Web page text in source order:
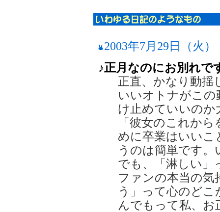
2003年7月29日（火）
♪正月なのにお別れで
正直、かなり動揺
いいオトナがこ
け止めていいのか
「彼女のこれか
めに卒業はいいこ
うのは簡単です
でも、「淋しい」
ファンの本当の
う」って心のど
んでもって私、お